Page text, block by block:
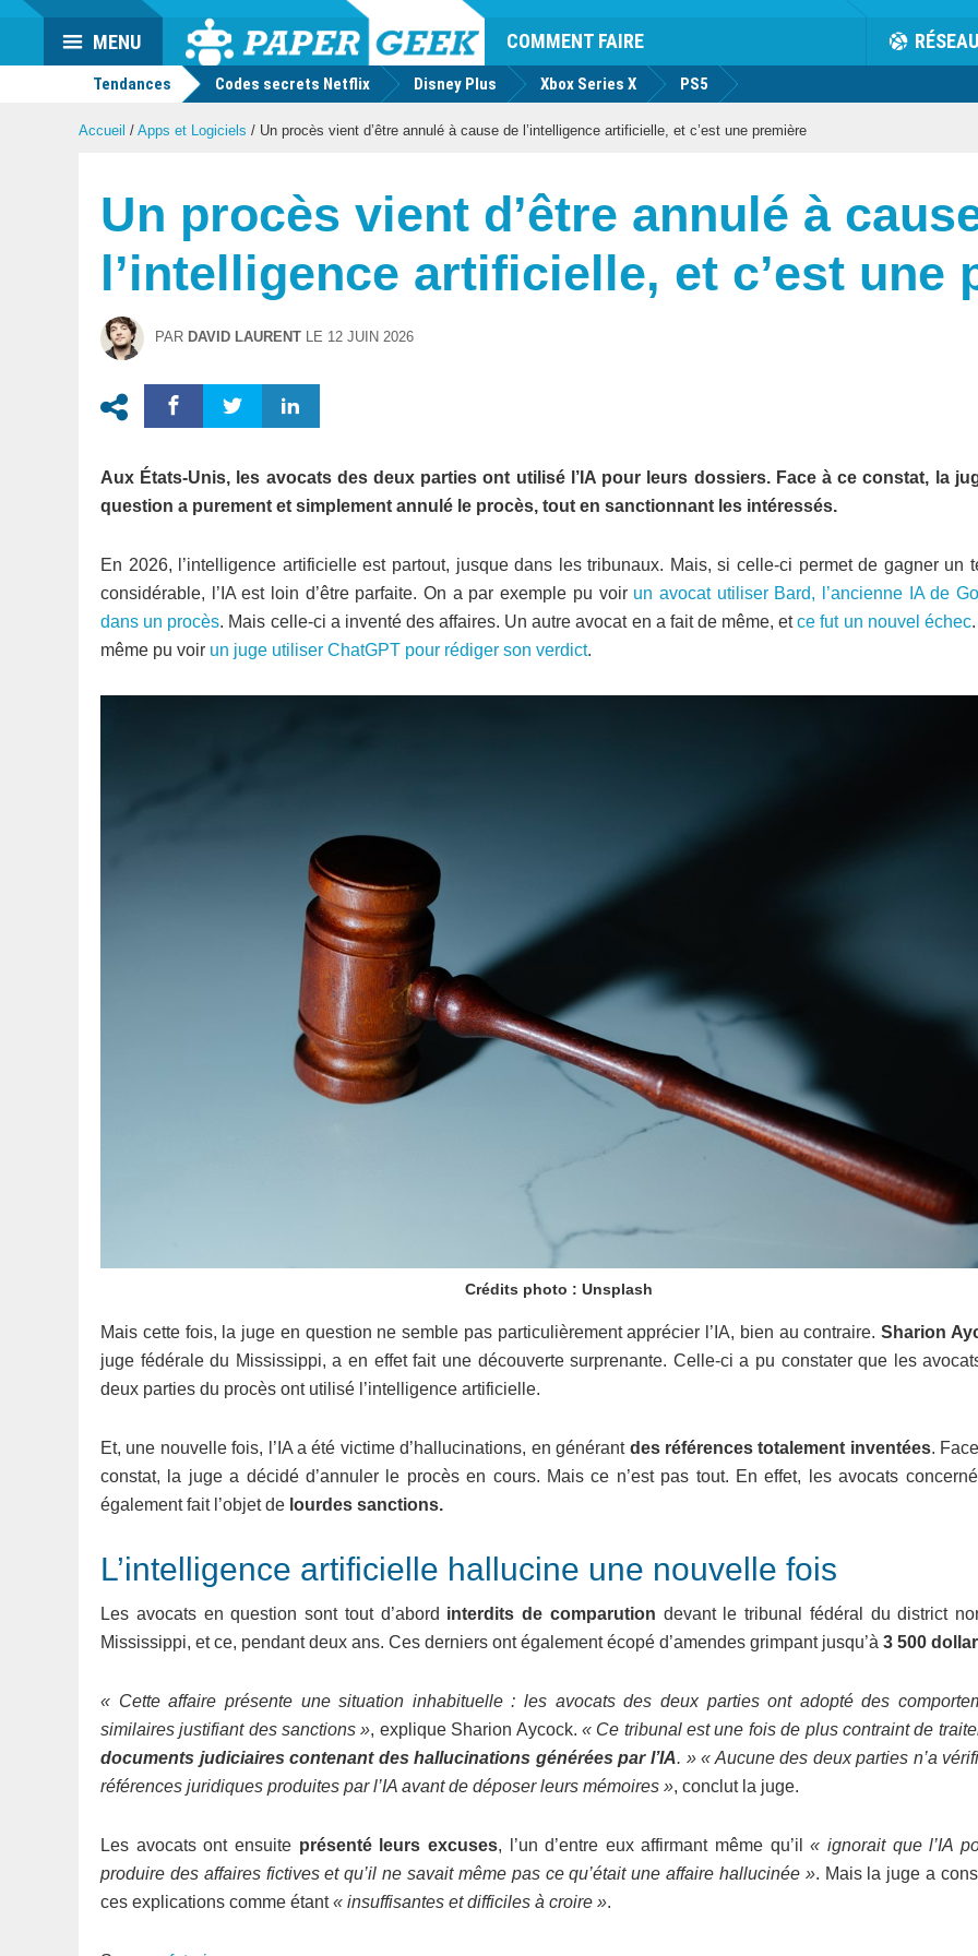
Actu
geek
COMMENT FAIRE RÉSEAU
MENU
Tendances Codes secrets Netflix Disney Plus Xbox Series X PS5
Accueil / Apps et Logiciels / Un procès vient d’être annulé à cause de l’intelligence artificielle, et c’est une première
Un procès vient d’être annulé à
l’intelligence artificielle, et c’est une
PAR DAVID LAURENT LE 12 JUIN 2026
Aux États-Unis, les avocats des deux parties ont utilisé l’IA pour leurs dossiers. Face à ce constat, la
question a purement et simplement annulé le procès, tout en sanctionnant les intéressés.
En 2026, l’intelligence artificielle est partout, jusque dans les tribunaux. Mais, si celle-ci permet de gagner un
considérable, l’IA est loin d’être parfaite. On a par exemple pu voir un avocat utiliser Bard, l’ancienne IA de
dans un procès. Mais celle-ci a inventé des affaires. Un autre avocat en a fait de même, etce fut un nouvel échec
même pu voir un juge utiliser ChatGPT pour rédiger son verdict.
Crédits photo : Unsplash
Mais cette fois, la juge en question ne semble pas particulièrement apprécier l’IA, bien au contraire.Sharion
juge fédérale du Mississippi, a en effet fait une découverte surprenante. Celle-ci a pu constater que les
deux parties du procès ont utilisé l’intelligence artificielle.
Et, une nouvelle fois, l’IA a été victime d’hallucinations, en générant des références totalement inventées.
constat, la juge a décidé d’annuler le procès en cours. Mais ce n’est pas tout. En effet, les avocats
également fait l’objet de lourdes sanctions.
L’intelligence artificielle hallucine une nouvelle fois
Les avocats en question sont tout d’abord interdits de comparution devant le tribunal fédéral du district
Mississippi, et ce, pendant deux ans. Ces derniers ont également écopé d’amendes grimpant jusqu’à 3 500
« Cette affaire présente une situation inhabituelle : les avocats des deux parties ont adopté des
similaires justifiant des sanctions », explique Sharion Aycock. « Ce tribunal est une fois de plus contraint de
documents judiciaires contenant des hallucinations générées par l’IA. » « Aucune des deux parties n’a
références juridiques produites par l’IA avant de déposer leurs mémoires », conclut la juge.
Les avocats ont ensuite présenté leurs excuses, l’un d’entre eux affirmant même qu’il« ignorait que l’IA
produire des affaires fictives et qu’il ne savait même pas ce qu’était une affaire hallucinée ». Mais la juge a
ces explications comme étant« insuffisantes et difficiles à croire ».